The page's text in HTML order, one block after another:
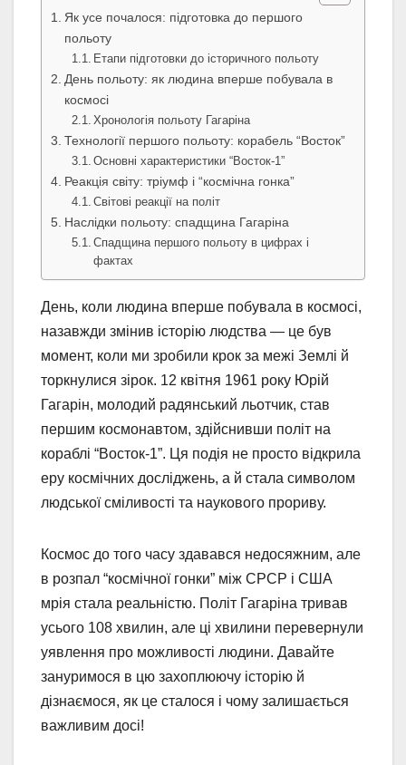
Як усе почалося: підготовка до першого
польоту
Етапи підготовки до історичного польоту
День польоту: як людина вперше побувала в
космосі
Хронологія польоту Гагаріна
Технології першого польоту: корабель “Восток”
Основні характеристики “Восток-1”
Реакція світу: тріумф і “космічна гонка”
Світові реакції на політ
Наслідки польоту: спадщина Гагаріна
Спадщина першого польоту в цифрах і
фактах
День, коли людина вперше побувала в космосі,
назавжди змінив історію людства — це був
момент, коли ми зробили крок за межі Землі й
торкнулися зірок. 12 квітня 1961 року Юрій
Гагарін, молодий радянський льотчик, став
першим космонавтом, здійснивши політ на
кораблі “Восток-1”. Ця подія не просто відкрила
еру космічних досліджень, а й стала символом
людської сміливості та наукового прориву.
Космос до того часу здавався недосяжним, але
в розпал “космічної гонки” між СРСР і США
мрія стала реальністю. Політ Гагаріна тривав
усього 108 хвилин, але ці хвилини перевернули
уявлення про можливості людини. Давайте
зануримося в цю захоплюючу історію й
дізнаємося, як це сталося і чому залишається
важливим досі!